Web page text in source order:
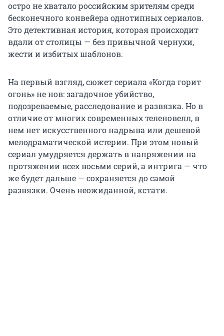
остро не хватало российским зрителям среди
бесконечного конвейера однотипных сериалов.
Это детективная история, которая происходит
вдали от столицы — без привычной чернухи,
жести и избитых шаблонов.
На первый взгляд, сюжет сериала «Когда горит
огонь» не нов: загадочное убийство,
подозреваемые, расследование и развязка. Но в
отличие от многих современных теленовелл, в
нем нет искусственного надрыва или дешевой
мелодраматической истерии. При этом новый
сериал умудряется держать в напряжении на
протяжении всех восьми серий, а интрига — что
же будет дальше — сохраняется до самой
развязки. Очень неожиданной, кстати.